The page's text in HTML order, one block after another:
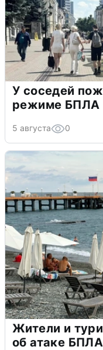
У соседей
режиме БПЛА
5 августа 0
Жители и
об атаке